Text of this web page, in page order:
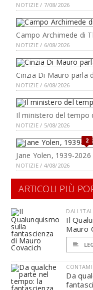
NOTIZIE / 7/08/2026
Campo Archimede di
NOTIZIE / 6/08/2026
Cinzia Di Mauro parla
NOTIZIE / 6/08/2026
Il ministero del tempo
NOTIZIE / 5/08/2026
2
Jane Yolen, 1939-2026
NOTIZIE / 4/08/2026
ARTICOLI PIÙ
Il
Mauro
Da